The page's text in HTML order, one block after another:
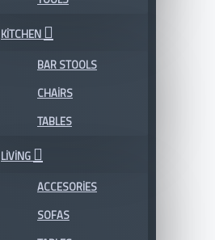
KITCHEN
BAR STOOLS
CHAIRS
TABLES
LIVING
ACCESORIES
SOFAS